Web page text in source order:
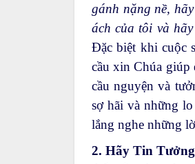
gánh nặng nề,
ách của tôi và
Đặc biệt khi cuộc
cầu xin Chúa giúp
cầu nguyện và
sợ hãi và những
lắng nghe những
2. Hãy Tin